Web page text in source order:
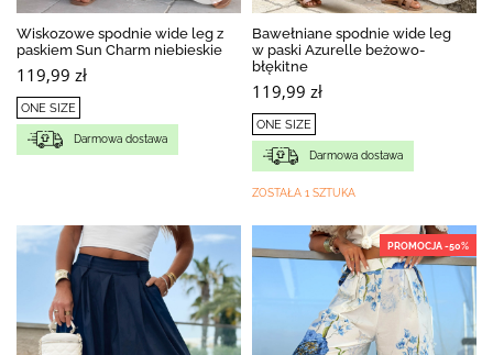
Wiskozowe spodnie wide leg z
paskiem Sun Charm niebieskie
119,99 zł
ONE SIZE
Darmowa dostawa
Bawełniane spodnie wide leg
w paski Azurelle beżowo-
błękitne
119,99 zł
ONE SIZE
Darmowa dostawa
ZOSTAŁA 1 SZTUKA
PROMOCJA -50%